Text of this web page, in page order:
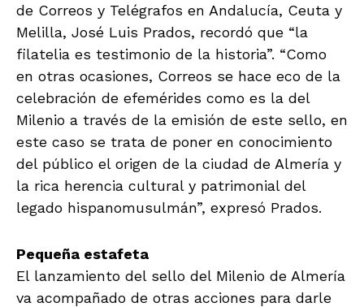
de Correos y Telégrafos en Andalucía, Ceuta y
Melilla, José Luis Prados, recordó que “la
filatelia es testimonio de la historia”. “Como
en otras ocasiones, Correos se hace eco de la
celebración de efemérides como es la del
Milenio a través de la emisión de este sello, en
este caso se trata de poner en conocimiento
del público el origen de la ciudad de Almería y
la rica herencia cultural y patrimonial del
legado hispanomusulmán”, expresó Prados.
Pequeña estafeta
El lanzamiento del sello del Milenio de Almería
va acompañado de otras acciones para darle